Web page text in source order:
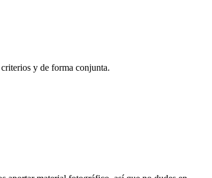
y de forma conjunta.